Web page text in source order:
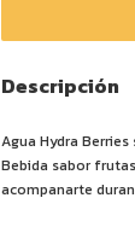
Descripción
Agua Hydra
Bebida sabor
acompanarte